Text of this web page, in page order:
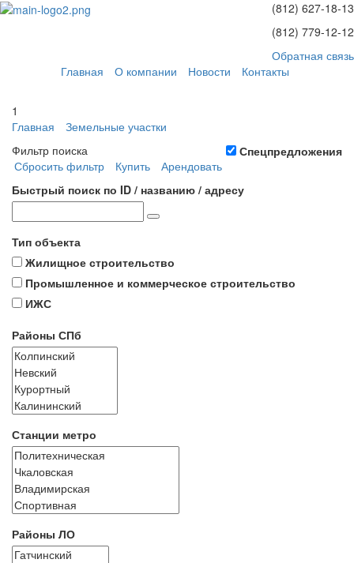
(812) 627-18-13
(812) 779-12-12
Обратная связь
Главная
О компании Новости Контакты
1
Главная
Земельные участки
Фильтр поиска
Спецпредложения
Сбросить фильтр
Купить
Арендовать
Быстрый поиск по ID / названию / адресу
Тип объекта
Жилищное строительство
Промышленное и коммерческое строительство
ИЖС
Районы СПб
Станции метро
Районы ЛО